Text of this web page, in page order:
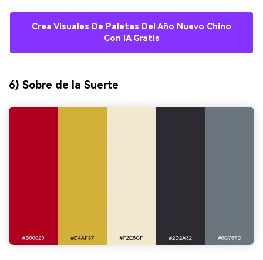
Crea Visuales De Paletas Del Año Nuevo Chino
Con IA Gratis
6) Sobre de la Suerte